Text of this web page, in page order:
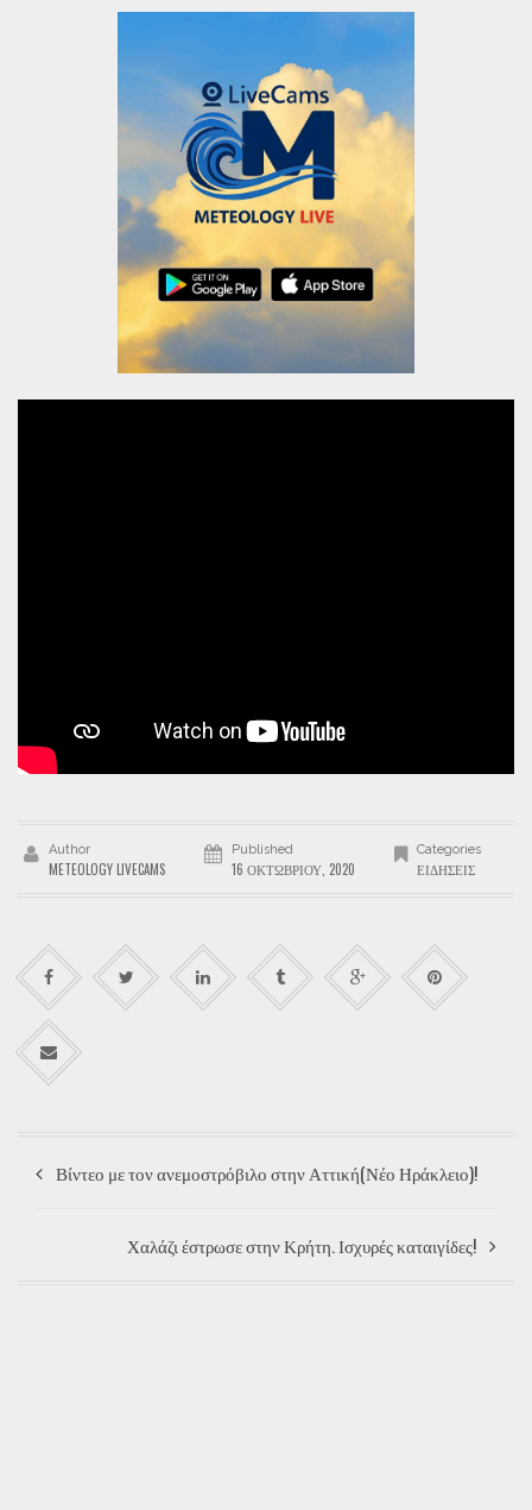
Author
METEOLOGY LIVECAMS
Published
16 ΟΚΤΩΒΡΊΟΥ, 2020
Categories
ΕΙΔΉΣΕΙΣ
Βίντεο με τον ανεμοστρόβιλο στην Αττική(Νέο Ηράκλειο)!
Χαλάζι έστρωσε στην Κρήτη. Ισχυρές καταιγίδες!